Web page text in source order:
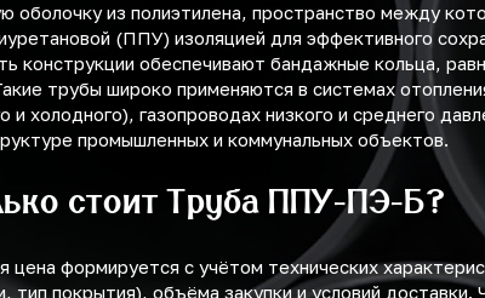
оболочку из полиэтилена, пространство между
(ППУ) изоляцией для эффективного
конструкции обеспечивают бандажные кольца,
трубы широко применяются в системах
и холодного), газопроводах низкого и среднего
промышленных и коммунальных объектов.
стоит Труба ППУ-ПЭ-Б?
цена формируется с учётом технических
тип покрытия), объёма закупки и условий